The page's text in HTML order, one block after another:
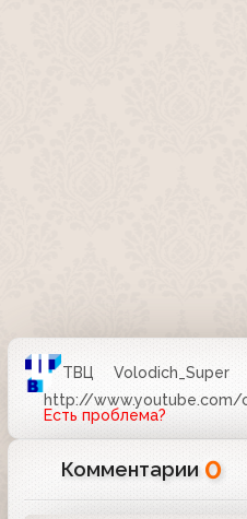
ТВЦ Volodich_Super
http://www.youtube.com/
Есть проблема?
Комментарии 0